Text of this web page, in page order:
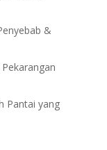
&
Pantai yang